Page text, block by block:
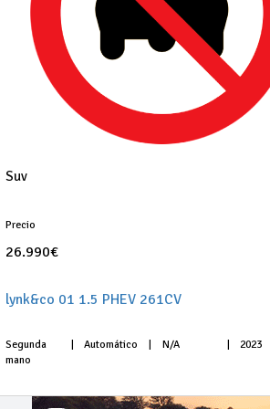
Suv
Precio
26.990€
lynk&co 01 1.5 PHEV 261CV
Segunda
mano
Automático N/A 2023